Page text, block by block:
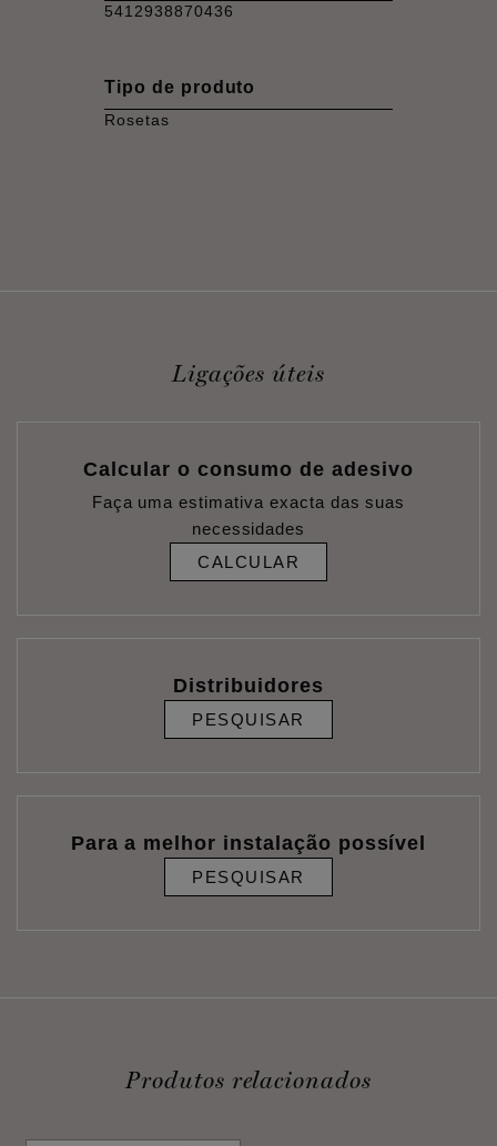
5412938870436
Tipo de produto
Rosetas
Ligações úteis
Calcular o consumo de adesivo
Faça uma estimativa exacta das suas
necessidades
CALCULAR
Distribuidores
PESQUISAR
Para a melhor instalação possível
PESQUISAR
Produtos relacionados